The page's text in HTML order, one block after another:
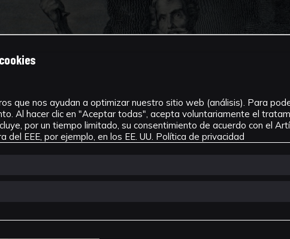
que nos ayudan a optimizar nuestro sitio web (análisis). Para
Al hacer clic en "Aceptar todas", acepta voluntariamente el
por un tiempo limitado, su consentimiento de acuerdo con el
EEE, por ejemplo, en los EE. UU. Política de privacidad